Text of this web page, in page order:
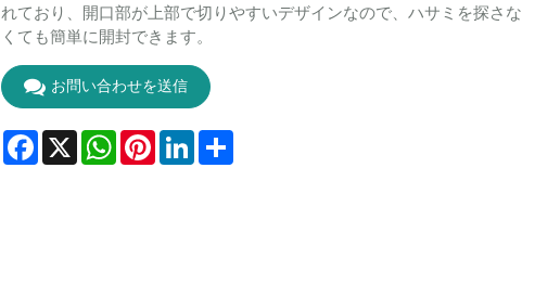
れており、開口部が上部で切りやすいデザインなので、ハサミを探さな
くても簡単に開封できます。
お問い合わせを送信
Facebook
X WhatsApp
PinterestLinkedIn
Share